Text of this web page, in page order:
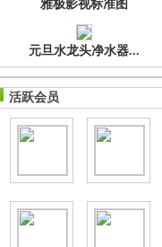
雅极影视标准图
元旦水龙头净水器...
活跃会员